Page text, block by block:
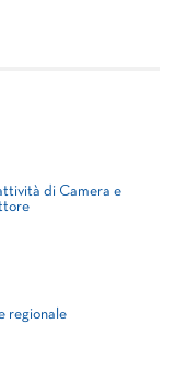
di Camera e
regionale